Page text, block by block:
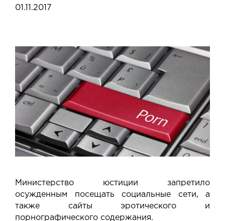
01.11.2017
Министерство юстиции запретило
осужденным посещать социальные сети, а
также сайты эротического и
порнографического содержания.